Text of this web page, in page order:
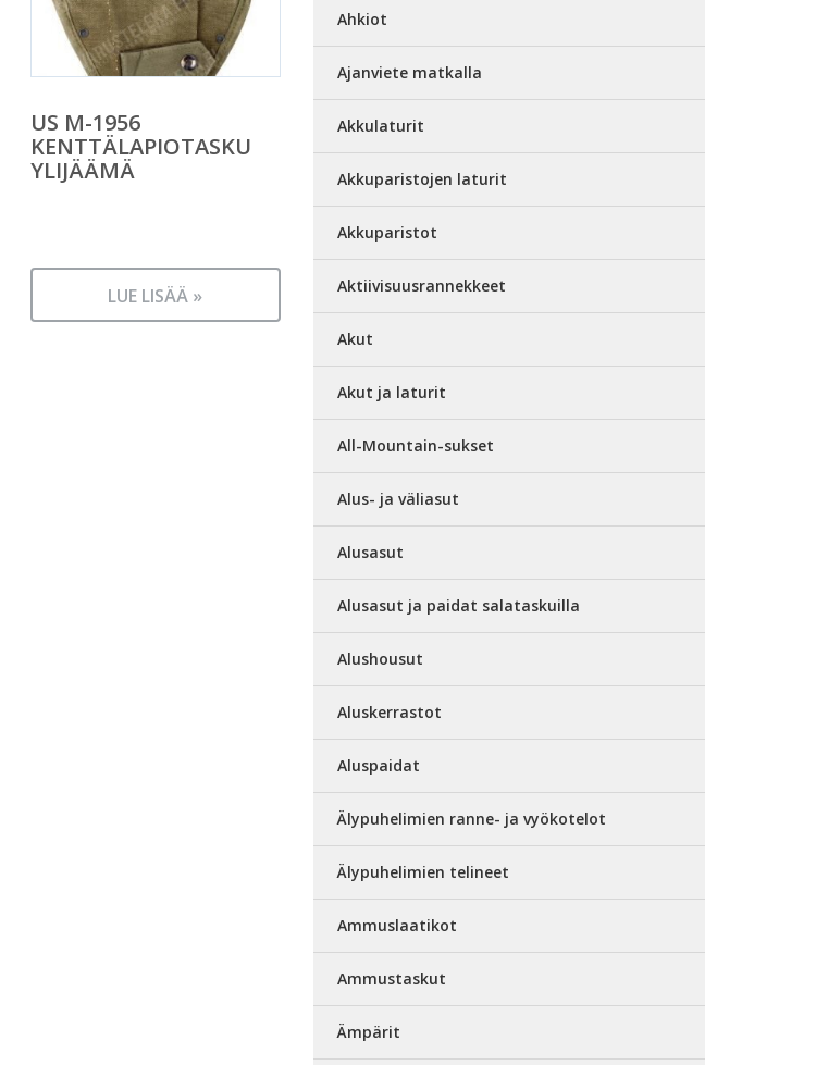
US M-1956
KENTTÄLAPIOTASKU
YLIJÄÄMÄ
LUE LISÄÄ »
Ahkiot
Ajanviete matkalla
Akkulaturit
Akkuparistojen laturit
Akkuparistot
Aktiivisuusrannekkeet
Akut
Akut ja laturit
All-Mountain-sukset
Alus- ja väliasut
Alusasut
Alusasut ja paidat salataskuilla
Alushousut
Aluskerrastot
Aluspaidat
Älypuhelimien ranne- ja vyökotelot
Älypuhelimien telineet
Ammuslaatikot
Ammustaskut
Ämpärit